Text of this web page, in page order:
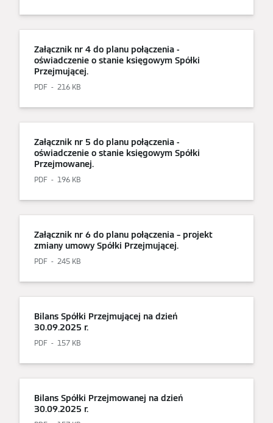
Załącznik nr 4 do planu połączenia -
oświadczenie o stanie księgowym Spółki
Przejmującej.
PDF 216 KB
Załącznik nr 5 do planu połączenia -
oświadczenie o stanie księgowym Spółki
Przejmowanej.
PDF 196 KB
Załącznik nr 6 do planu połączenia – projekt
zmiany umowy Spółki Przejmującej.
PDF 245 KB
Bilans Spółki Przejmującej na dzień
30.09.2025 r.
PDF 157 KB
Bilans Spółki Przejmowanej na dzień
30.09.2025 r.